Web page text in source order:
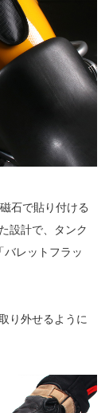
石で貼り付ける
設計で、タンク
レットフラッ
り外せるように